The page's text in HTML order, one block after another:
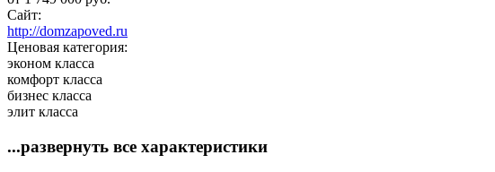
Сайт:
http://domzapoved.ru
Ценовая категория:
эконом класса
комфорт класса
бизнес класса
элит класса
...развернуть все характеристики